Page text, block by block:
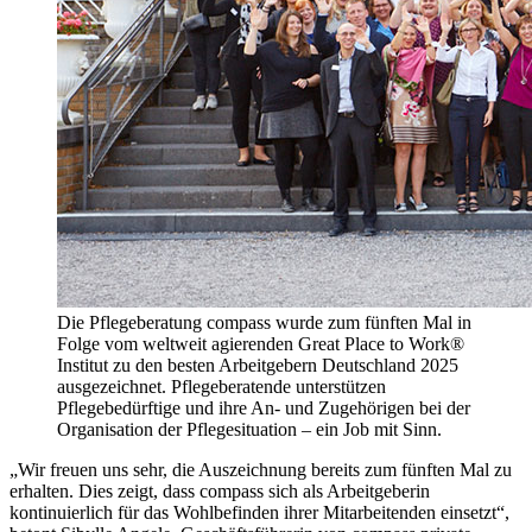
Die Pflegeberatung compass wurde zum fünften Mal in
Folge vom weltweit agierenden Great Place to Work®
Institut zu den besten Arbeitgebern Deutschland 2025
ausgezeichnet. Pflegeberatende unterstützen
Pflegebedürftige und ihre An- und Zugehörigen bei der
Organisation der Pflegesituation – ein Job mit Sinn.
„Wir freuen uns sehr, die Auszeichnung bereits zum fünften Mal zu
erhalten. Dies zeigt, dass compass sich als Arbeitgeberin
kontinuierlich für das Wohlbefinden ihrer Mitarbeitenden einsetzt“,